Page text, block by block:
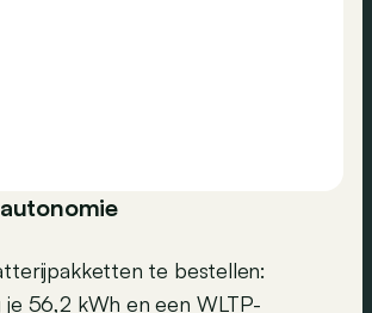
te bestellen:
je 56,2 kWh en een WLTP-